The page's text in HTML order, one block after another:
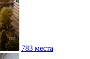
783 места